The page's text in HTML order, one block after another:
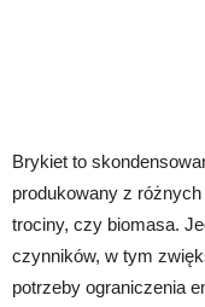
Brykiet to
produkowany z
trociny, czy biomasa.
czynników, w tym
potrzeby ograniczenia